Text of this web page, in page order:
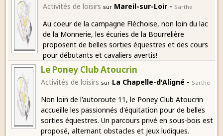
Activités de loisirs sur Mareil-sur-Loir - Sarthe
Au coeur de la campagne Fléchoise, non loin du lac
de la Monnerie, les écuries de la Bourrelière
proposent de belles sorties équestres et des cours
pour débutants et cavaliers avertis!
Le Poney Club Atoucrin
Activités de loisirs sur La Chapelle-d'Aligné - Sarthe
Non loin de l'autoroute 11, le Poney Club Atoucrin
accueille les passionnés d'équitation pour de belles
sorties équestres. Un parcours privé en sous-bois est
proposé, alternant obstacles et jeux ludiques.